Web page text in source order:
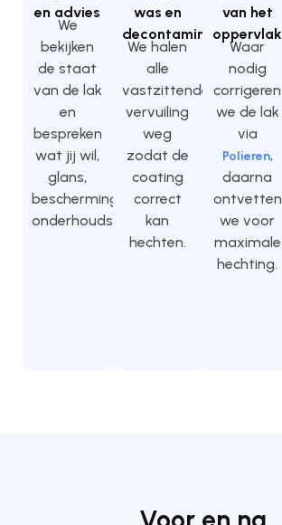
en advies
We
bekijken
de staat
van de lak
en
bespreken
wat jij wil,
glans,
bescherming,
onderhoudsgemak.
was en
decontaminatie
We halen
alle
vastzittende
vervuiling
weg
zodat de
coating
correct
kan
hechten.
van het
oppervlak
Waar
nodig
corrigeren
we de lak
via
Polieren,
daarna
ontvetten
we voor
maximale
hechting.